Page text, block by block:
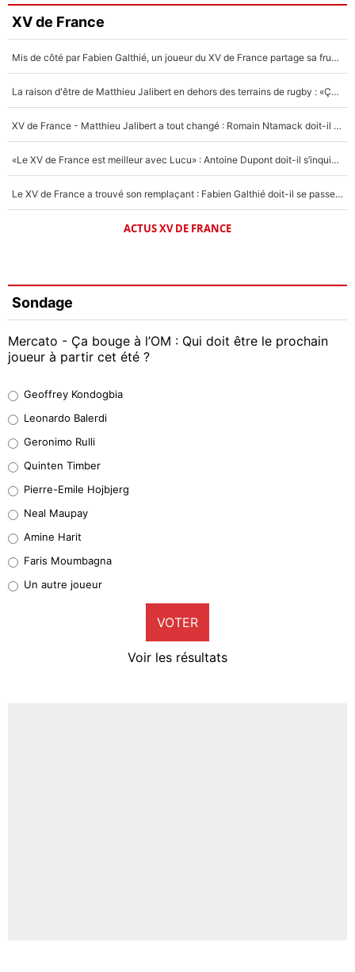
XV de France
Mis de côté par Fabien Galthié, un joueur du XV de France partage sa frustration : «ils ne me l’ont pas dit tout de suite»
La raison d'être de Matthieu Jalibert en dehors des terrains de rugby : «Ça m'atteint autant que si tu touches à un membre de ma famille»
XV de France - Matthieu Jalibert a tout changé : Romain Ntamack doit-il s’inquiéter pour sa place à un an de la Coupe du monde ?
«Le XV de France est meilleur avec Lucu» : Antoine Dupont doit-il s’inquiéter pour sa place ?
Le XV de France a trouvé son remplaçant : Fabien Galthié doit-il se passer d'Antoine Dupont ?
ACTUS XV DE FRANCE
Sondage
Mercato - Ça bouge à l’OM : Qui doit être le prochain
joueur à partir cet été ?
37%
32%
5%
1%
8%
Geoffrey Kondogbia
Leonardo Balerdi
Geronimo Rulli
Quinten Timber
Pierre-Emile Hojbjerg
Neal Maupay
Amine Harit
Faris Moumbagna
Un autre joueur
VOTER
Voir les résultats